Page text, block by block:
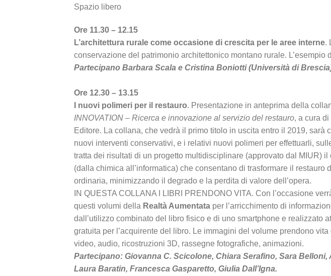
Spazio libero
Ore 11.30 – 12.15
L’architettura rurale come occasione di crescita per le aree interne.
conservazione del patrimonio architettonico montano rurale. L’esempio
Partecipano Barbara Scala e Cristina Boniotti (Università di
Ore 12.30 – 13.15
I nuovi polimeri per il restauro. Presentazione in anteprima della
INNOVATION – Ricerca e innovazione al servizio del restauro, a cura
Editore. La collana, che vedrà il primo titolo in uscita entro il 2019, sarà
nuovi interventi conservativi, e i relativi nuovi polimeri per effettuarli,
tratta dei risultati di un progetto multidisciplinare (approvato dal MIUR)
(dalla chimica all’informatica) che consentano di trasformare il restauro
ordinaria, minimizzando il degrado e la perdita di valore dell’opera.
IN QUESTA COLLANA I LIBRI PRENDONO VITA. Con l’occasione
questi volumi della Realtà Aumentata per l’arricchimento di
dall’utilizzo combinato del libro fisico e di uno smartphone e realizzato
gratuita per l’acquirente del libro. Le immagini del volume prendono
video, audio, ricostruzioni 3D, rassegne fotografiche, animazioni.
Partecipano: Giovanna C. Scicolone, Chiara Serafino, Sara
Laura Baratin, Francesca Gasparetto, Giulia Dall’Igna.